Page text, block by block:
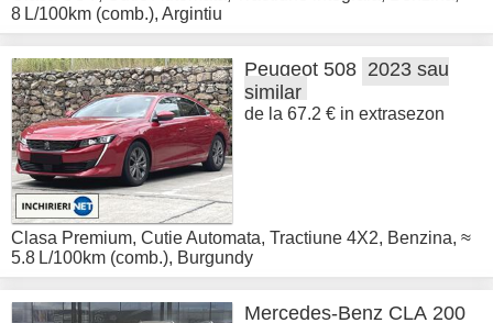
8 L/100km (comb.), Argintiu
Peugeot 508 2023 sau
similar
de la 67.2 € in extrasezon
Clasa Premium, Cutie Automata, Tractiune 4X2, Benzina, ≈
5.8 L/100km (comb.), Burgundy
Mercedes-Benz CLA 200